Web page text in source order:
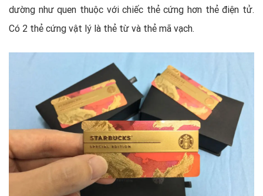
dường như quen thuộc với chiếc thẻ cứng hơn thẻ điện tử.
Có 2 thẻ cứng vật lý là thẻ từ và thẻ mã vạch.